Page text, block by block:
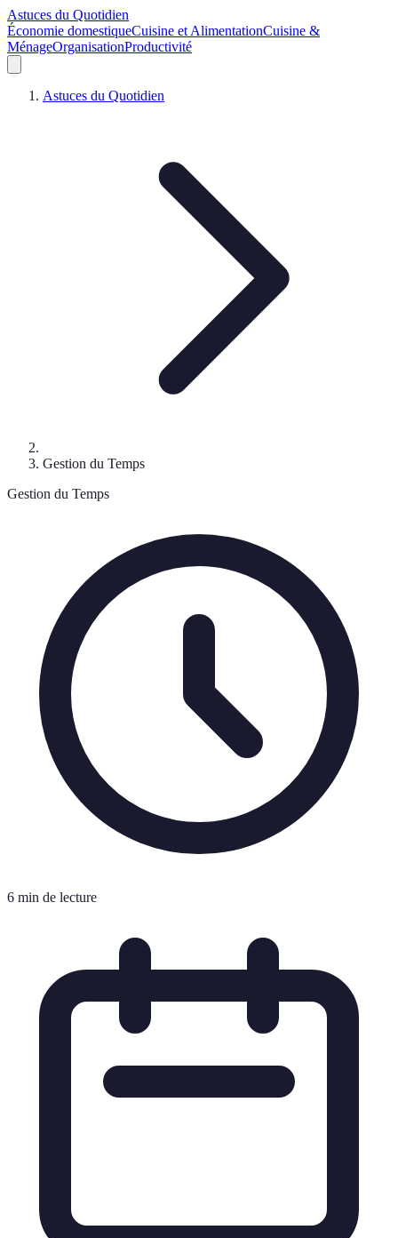
Astuces du Quotidien
Économie domestiqueCuisine et AlimentationCuisine &
MénageOrganisationProductivité
Astuces du Quotidien
Gestion du Temps
Gestion du Temps
6 min de lecture